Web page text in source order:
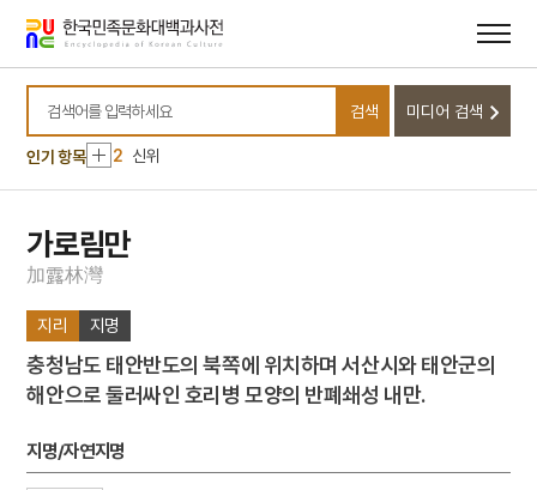
바로가기
바로가기
검색어를 입력하세요
검색 미디어 검색
인기 항목
10 달서구
1 금성대군
2 신위
3 낙화유수
4
5
7
8 경북대학교 상주캠퍼스
9 국방비
10
1 금성대군
가로림만
加露林灣
지리 지명
충청남도 태안반도의 북쪽에 위치하며 서산시와 태안군의
해안으로 둘러싸인 호리병 모양의 반폐쇄성 내만.
지명/자연지명